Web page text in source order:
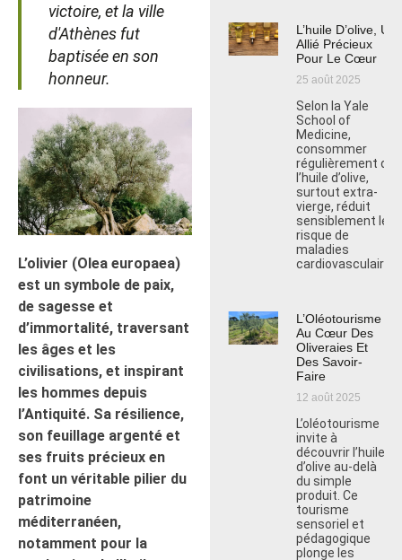
victoire, et la ville
d'Athènes fut
baptisée en son
honneur.
L’olivier (Olea europaea)
est un symbole de paix,
de sagesse et
d’immortalité, traversant
les âges et les
civilisations, et inspirant
les hommes depuis
l’Antiquité. Sa résilience,
son feuillage argenté et
ses fruits précieux en
font un véritable pilier du
patrimoine
méditerranéen,
notamment pour la
L’huile D’olive, Un
Allié Précieux
Pour Le Cœur
25 août 2025
Selon la Yale
School of
Medicine,
consommer
régulièrement de
l’huile d’olive,
surtout extra-
vierge, réduit
sensiblement le
risque de
maladies
cardiovasculaires.
L’Oléotourisme
Au Cœur Des
Oliveraies Et
Des Savoir-
Faire
12 août 2025
L’oléotourisme
invite à
découvrir l’huile
d’olive au-delà
du simple
produit. Ce
tourisme
sensoriel et
pédagogique
plonge les